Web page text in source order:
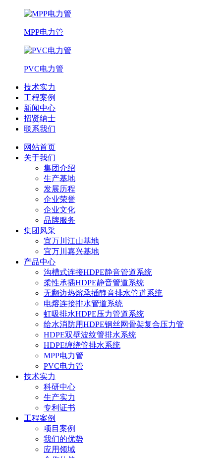
MPP电力管
PVC电力管
技术实力
工程案例
新闻中心
招贤纳士
联系我们
网站首页
关于我们
集团介绍
生产基地
发展历程
企业荣誉
企业文化
品牌服务
集团风采
宜万川江山基地
宜万川嘉兴基地
产品中心
沟槽式连接HDPE静音管道系统
柔性承插HDPE静音管道系统
无翻边热熔承插静音排水管道系统
电熔连接排水管道系统
虹吸排水HDPE压力管道系统
给水消防用HDPE钢丝网骨架复合压力管
HDPE双壁波纹管排水系统
HDPE缠绕管排水系统
MPP电力管
PVC电力管
技术实力
科研中心
生产实力
专利证书
工程案例
项目案例
我们的优势
应用领域